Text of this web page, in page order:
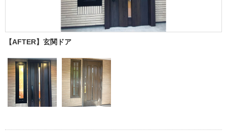
【AFTER】玄関ドア